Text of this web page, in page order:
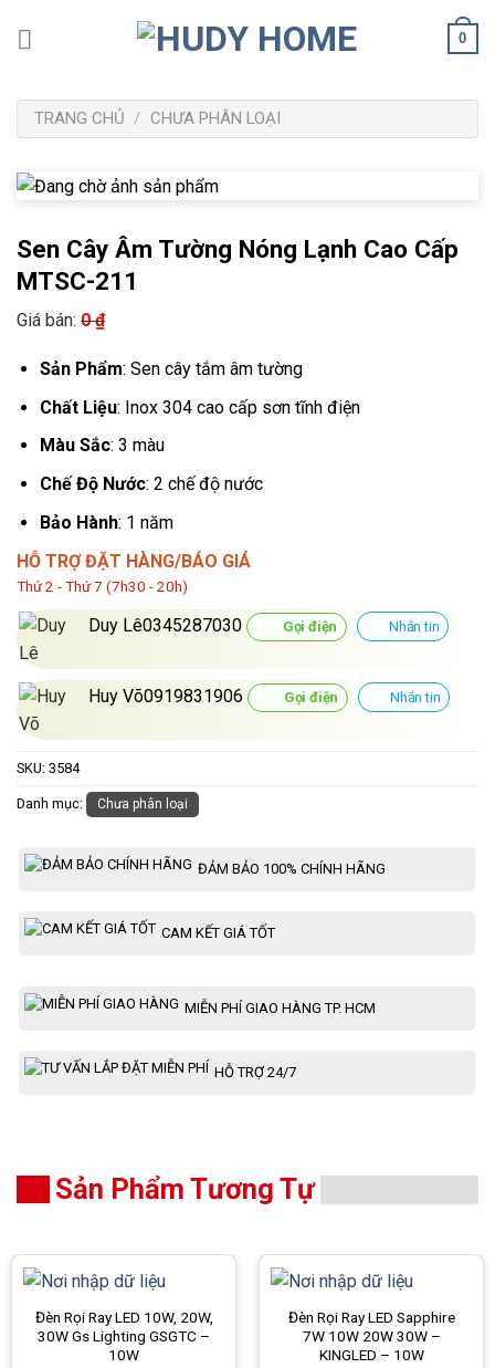
dung
0
TRANG CHỦ / CHƯA PHÂN LOẠI
Sen Cây Âm Tường Nóng Lạnh Cao Cấp
MTSC-211
Giá bán: 0₫
Sản Phẩm: Sen cây tắm âm tường
Chất Liệu: Inox 304 cao cấp sơn tĩnh điện
Màu Sắc: 3 màu
Chế Độ Nước: 2 chế độ nước
Bảo Hành: 1 năm
HỖ TRỢ ĐẶT HÀNG/BÁO GIÁ
Thứ 2 - Thứ 7 (7h30 - 20h)
Duy Lê0345287030 Gọi điện Nhắn tin
Huy Võ0919831906 Gọi điện Nhắn tin
SKU: 3584
Danh mục: Chưa phân loại
ĐẢM BẢO 100% CHÍNH HÃNG
CAM KẾT GIÁ TỐT
MIỄN PHÍ GIAO HÀNG TP. HCM
HỖ TRỢ 24/7
Sản Phẩm Tương Tự
Đèn Rọi Ray LED 10W, 20W,
30W Gs Lighting GSGTC –
10W
Đèn Rọi Ray LED Sapphire
7W 10W 20W 30W –
KINGLED – 10W